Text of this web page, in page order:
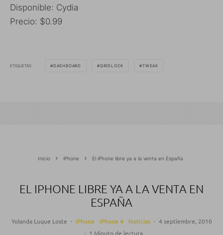
Disponible: Cydia
Precio: $0.99
ETIQUETAS DASHBOARD GRIDLOCK TWEAK
Inicio iPhone El iPhone libre ya a la venta en España
EL IPHONE LIBRE YA A LA VENTA EN
ESPAÑA
Yolanda Luque Loste · iPhone iPhone 4 Noticias · 4 septiembre, 2010
· 1 Minuto de lectura